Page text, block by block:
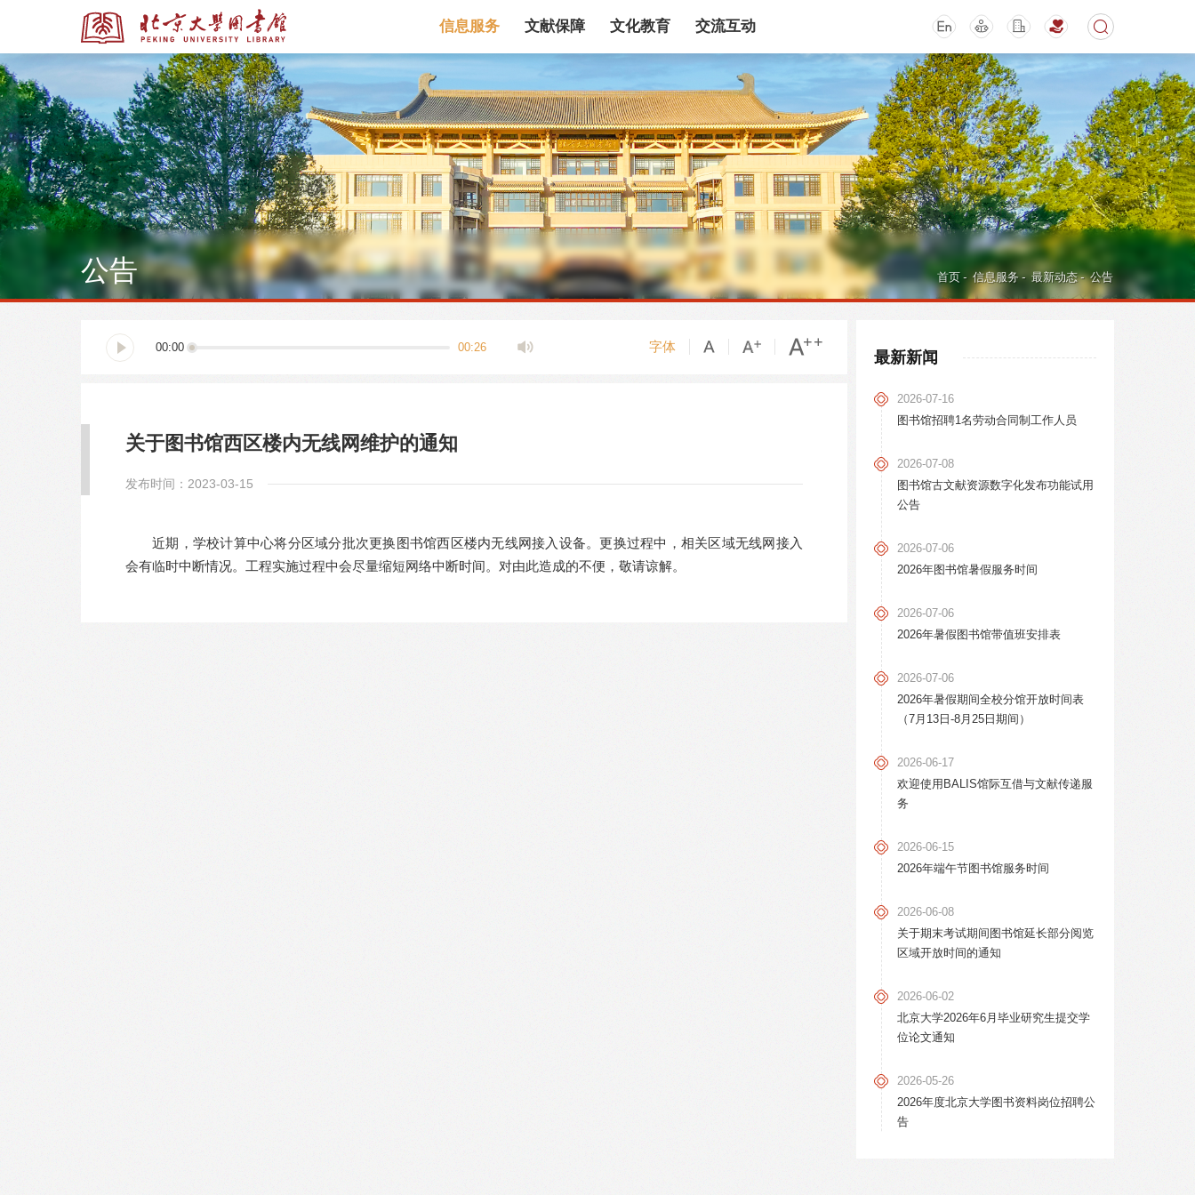
全部资源
全部资源 馆藏目录 论文、书、报告 数据库 电子图书和电子期刊
多媒体资源 机构知识库 馆际互借 新书通报 专利数据 活动讲座
信息服务 文献保障 文化教育 交流互动
首页 - 信息服务 - 最新动态 - 公告
公告
最新新闻
2026-07-16
图书馆招聘1名劳动合同制工作人员
2026-07-08
图书馆古文献资源数字化发布功能试用
公告
2026-07-06
2026年图书馆暑假服务时间
2026-07-06
2026年暑假图书馆带值班安排表
2026-07-06
2026年暑假期间全校分馆开放时间表
（7月13日-8月25日期间）
2026-06-17
欢迎使用BALIS馆际互借与文献传递服
务
2026-06-15
2026年端午节图书馆服务时间
2026-06-08
关于期末考试期间图书馆延长部分阅览
区域开放时间的通知
2026-06-02
北京大学2026年6月毕业研究生提交学
位论文通知
2026-05-26
2026年度北京大学图书资料岗位招聘公
告
00:00 00:26 字体
关于图书馆西区楼内无线网维护的通知
发布时间：2023-03-15
近期，学校计算中心将分区域分批次更换图书馆西区楼内无线网接入设备。更换过程中，相关区域无线网接入
会有临时中断情况。工程实施过程中会尽量缩短网络中断时间。对由此造成的不便，敬请谅解。